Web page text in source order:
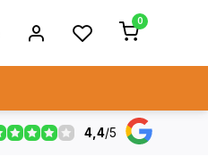
0
De voorraad die
4,4/5